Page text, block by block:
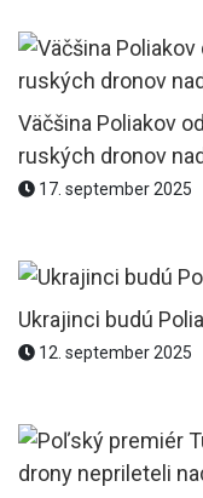
Väčšina Poliakov
ruských dronov
17. september 2025
Ukrajinci budú
12. september 2025